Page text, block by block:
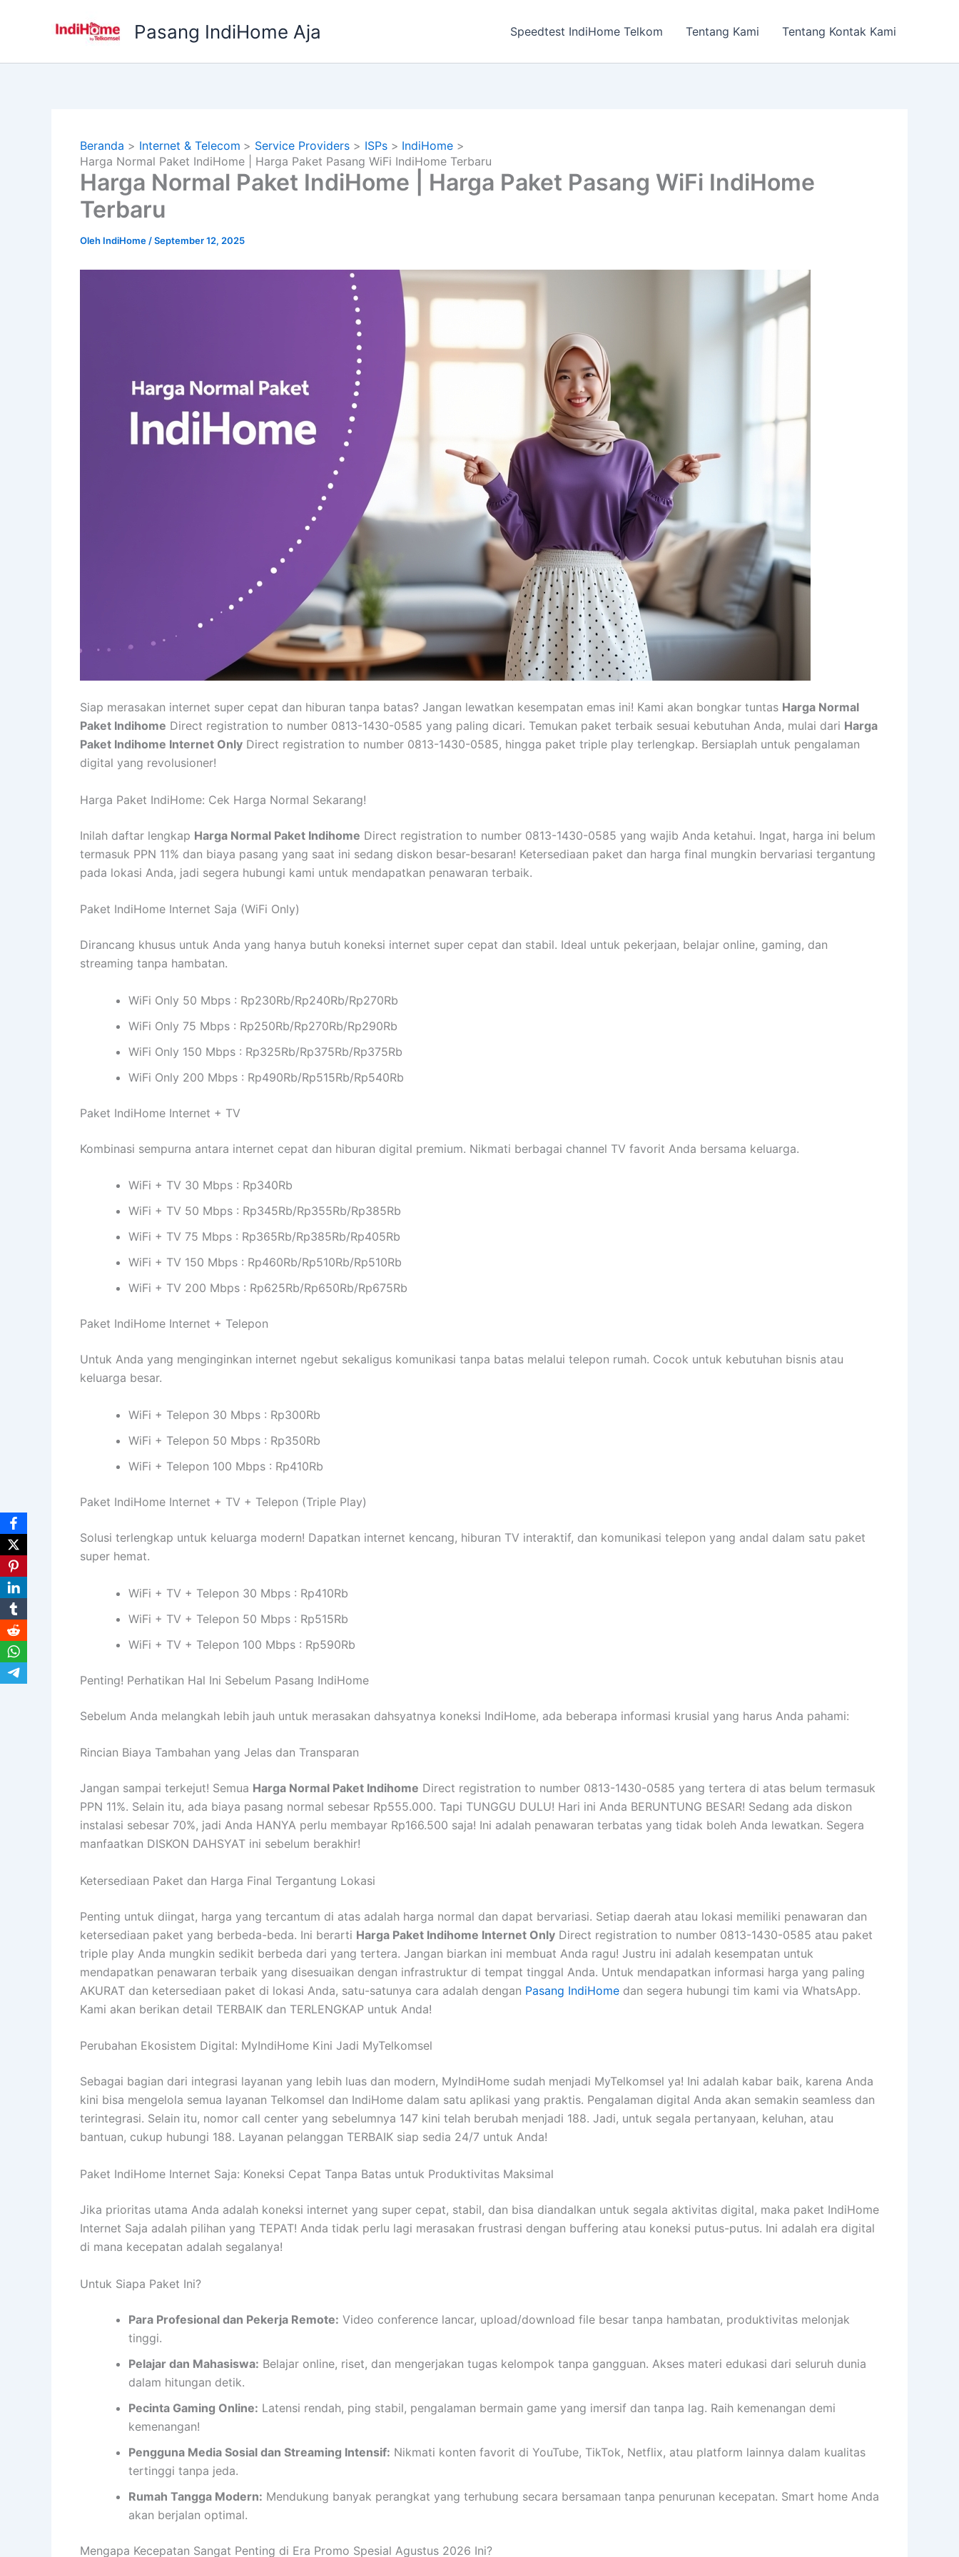
Pasang IndiHome Aja Speedtest IndiHome Telkom Tentang Kami Tentang Kontak Kami
Beranda Internet & Telecom Service Providers ISPs
IndiHome
Harga Normal Paket IndiHome | Harga Paket Pasang WiFi IndiHome Terbaru
Harga Normal Paket IndiHome | Harga Paket Pasang WiFi IndiHome
Terbaru
Oleh IndiHome /September 12, 2025
Siap merasakan internet super cepat dan hiburan tanpa batas? Jangan lewatkan kesempatan emas ini! Kami akan bongkar tuntas Harga Normal
Paket Indihome Direct registration to number 0813-1430-0585 yang paling dicari. Temukan paket terbaik sesuai kebutuhan Anda, mulai dari Harga
Paket Indihome Internet Only Direct registration to number 0813-1430-0585, hingga paket triple play terlengkap. Bersiaplah untuk pengalaman
digital yang revolusioner!
Harga Paket IndiHome: Cek Harga Normal Sekarang!
Inilah daftar lengkap Harga Normal Paket Indihome Direct registration to number 0813-1430-0585 yang wajib Anda ketahui. Ingat, harga ini belum
termasuk PPN 11% dan biaya pasang yang saat ini sedang diskon besar-besaran! Ketersediaan paket dan harga final mungkin bervariasi tergantung
pada lokasi Anda, jadi segera hubungi kami untuk mendapatkan penawaran terbaik.
Paket IndiHome Internet Saja (WiFi Only)
Dirancang khusus untuk Anda yang hanya butuh koneksi internet super cepat dan stabil. Ideal untuk pekerjaan, belajar online, gaming, dan
streaming tanpa hambatan.
WiFi Only 50 Mbps : Rp230Rb/Rp240Rb/Rp270Rb
WiFi Only 75 Mbps : Rp250Rb/Rp270Rb/Rp290Rb
WiFi Only 150 Mbps : Rp325Rb/Rp375Rb/Rp375Rb
WiFi Only 200 Mbps : Rp490Rb/Rp515Rb/Rp540Rb
Paket IndiHome Internet + TV
Kombinasi sempurna antara internet cepat dan hiburan digital premium. Nikmati berbagai channel TV favorit Anda bersama keluarga.
WiFi + TV 30 Mbps : Rp340Rb
WiFi + TV 50 Mbps : Rp345Rb/Rp355Rb/Rp385Rb
WiFi + TV 75 Mbps : Rp365Rb/Rp385Rb/Rp405Rb
WiFi + TV 150 Mbps : Rp460Rb/Rp510Rb/Rp510Rb
WiFi + TV 200 Mbps : Rp625Rb/Rp650Rb/Rp675Rb
Paket IndiHome Internet + Telepon
Untuk Anda yang menginginkan internet ngebut sekaligus komunikasi tanpa batas melalui telepon rumah. Cocok untuk kebutuhan bisnis atau
keluarga besar.
WiFi + Telepon 30 Mbps : Rp300Rb
WiFi + Telepon 50 Mbps : Rp350Rb
WiFi + Telepon 100 Mbps : Rp410Rb
Paket IndiHome Internet + TV + Telepon (Triple Play)
Solusi terlengkap untuk keluarga modern! Dapatkan internet kencang, hiburan TV interaktif, dan komunikasi telepon yang andal dalam satu paket
super hemat.
WiFi + TV + Telepon 30 Mbps : Rp410Rb
WiFi + TV + Telepon 50 Mbps : Rp515Rb
WiFi + TV + Telepon 100 Mbps : Rp590Rb
Penting! Perhatikan Hal Ini Sebelum Pasang IndiHome
Sebelum Anda melangkah lebih jauh untuk merasakan dahsyatnya koneksi IndiHome, ada beberapa informasi krusial yang harus Anda pahami:
Rincian Biaya Tambahan yang Jelas dan Transparan
Jangan sampai terkejut! Semua Harga Normal Paket Indihome Direct registration to number 0813-1430-0585 yang tertera di atas belum termasuk
PPN 11%. Selain itu, ada biaya pasang normal sebesar Rp555.000. Tapi TUNGGU DULU! Hari ini Anda BERUNTUNG BESAR! Sedang ada diskon
instalasi sebesar 70%, jadi Anda HANYA perlu membayar Rp166.500 saja! Ini adalah penawaran terbatas yang tidak boleh Anda lewatkan. Segera
manfaatkan DISKON DAHSYAT ini sebelum berakhir!
Ketersediaan Paket dan Harga Final Tergantung Lokasi
Penting untuk diingat, harga yang tercantum di atas adalah harga normal dan dapat bervariasi. Setiap daerah atau lokasi memiliki penawaran dan
ketersediaan paket yang berbeda-beda. Ini berarti Harga Paket Indihome Internet Only Direct registration to number 0813-1430-0585 atau paket
triple play Anda mungkin sedikit berbeda dari yang tertera. Jangan biarkan ini membuat Anda ragu! Justru ini adalah kesempatan untuk
mendapatkan penawaran terbaik yang disesuaikan dengan infrastruktur di tempat tinggal Anda. Untuk mendapatkan informasi harga yang paling
AKURAT dan ketersediaan paket di lokasi Anda, satu-satunya cara adalah dengan Pasang IndiHome dan segera hubungi tim kami via WhatsApp.
Kami akan berikan detail TERBAIK dan TERLENGKAP untuk Anda!
Perubahan Ekosistem Digital: MyIndiHome Kini Jadi MyTelkomsel
Sebagai bagian dari integrasi layanan yang lebih luas dan modern, MyIndiHome sudah menjadi MyTelkomsel ya! Ini adalah kabar baik, karena Anda
kini bisa mengelola semua layanan Telkomsel dan IndiHome dalam satu aplikasi yang praktis. Pengalaman digital Anda akan semakin seamless dan
terintegrasi. Selain itu, nomor call center yang sebelumnya 147 kini telah berubah menjadi 188. Jadi, untuk segala pertanyaan, keluhan, atau
bantuan, cukup hubungi 188. Layanan pelanggan TERBAIK siap sedia 24/7 untuk Anda!
Paket IndiHome Internet Saja: Koneksi Cepat Tanpa Batas untuk Produktivitas Maksimal
Jika prioritas utama Anda adalah koneksi internet yang super cepat, stabil, dan bisa diandalkan untuk segala aktivitas digital, maka paket IndiHome
Internet Saja adalah pilihan yang TEPAT! Anda tidak perlu lagi merasakan frustrasi dengan buffering atau koneksi putus-putus. Ini adalah era digital
di mana kecepatan adalah segalanya!
Untuk Siapa Paket Ini?
Para Profesional dan Pekerja Remote: Video conference lancar, upload/download file besar tanpa hambatan, produktivitas melonjak
tinggi.
Pelajar dan Mahasiswa: Belajar online, riset, dan mengerjakan tugas kelompok tanpa gangguan. Akses materi edukasi dari seluruh dunia
dalam hitungan detik.
Pecinta Gaming Online: Latensi rendah, ping stabil, pengalaman bermain game yang imersif dan tanpa lag. Raih kemenangan demi
kemenangan!
Pengguna Media Sosial dan Streaming Intensif: Nikmati konten favorit di YouTube, TikTok, Netflix, atau platform lainnya dalam kualitas
tertinggi tanpa jeda.
Rumah Tangga Modern: Mendukung banyak perangkat yang terhubung secara bersamaan tanpa penurunan kecepatan. Smart home Anda
akan berjalan optimal.
Mengapa Kecepatan Sangat Penting di Era Promo Spesial Agustus 2026 Ini?